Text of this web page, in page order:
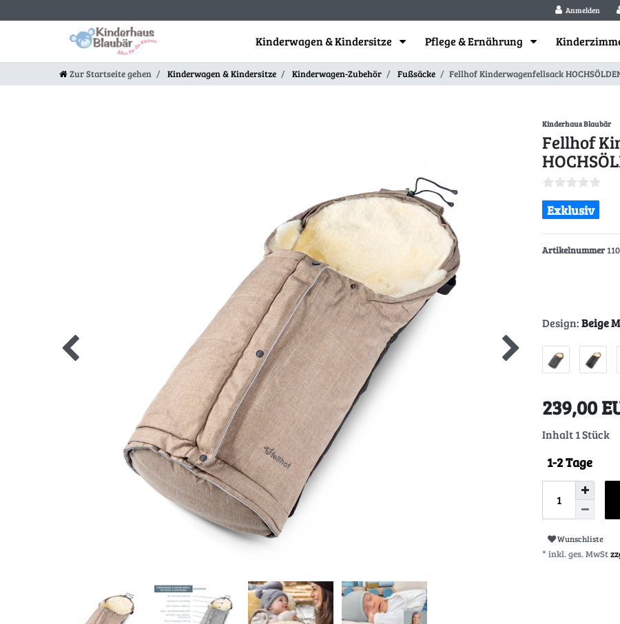
Anmelden
Kinderwagen & Kindersitze Pflege & Ernährung
Zur Startseite gehen Kinderwagen & Kindersitze Kinderwagen-Zubehör Fußsäcke Fellhof Kinderwagenfellsack
Kinderhaus Blaubär
Fellhof
Exklusiv
Artikelnummer
Design:Beige
239,00
Inhalt1Stück
1-2 Tage
Wunschliste
* inkl. ges. MwSt